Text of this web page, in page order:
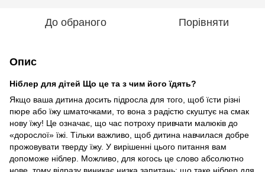
До обраного Порівняти
Опис
Ніблер для дітей Що це та з чим його їдять?
Якщо ваша дитина досить підросла для того, щоб їсти різні
пюре або їжу шматочками, то вона з радістю скуштує на смак
нову їжу! Це означає, що час потроху привчати малюків до
«дорослої» їжі. Тільки важливо, щоб дитина навчилася добре
прожовувати тверду їжу. У вирішенні цього питання вам
допоможе ніблер. Можливо, для когось це слово абсолютно
нове, тому відразу виникає низка запитань: що таке ніблер для